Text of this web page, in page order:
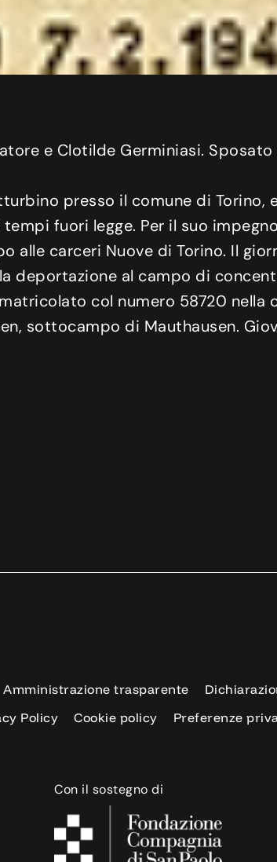
e Clotilde Germiniasi.
presso il comune di
fuori legge. Per il suo
carceri Nuove di Torino. Il
deportazione al campo di
col numero 58720 nella
sottocampo di Mauthausen.
Amministrazione trasparente
Policy
Cookie policy Preferenze
Con il sostegno di